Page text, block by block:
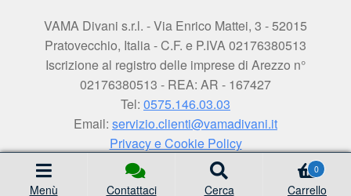
Menù Contattaci Cerca Carrello
0
VAMA Divani s.r.l. - Via Enrico Mattei, 3 - 52015
Pratovecchio, Italia - C.F. e P.IVA 02176380513
Iscrizione al registro delle imprese di Arezzo n°
02176380513 - REA: AR - 167427
Tel: 0575.146.03.03
Email: servizio.clienti@vamadivani.it
Privacy e Cookie Policy